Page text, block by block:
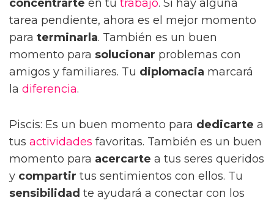
concentrarte en tu trabajo. Si hay alguna
tarea pendiente, ahora es el mejor momento
para terminarla. También es un buen
momento para solucionar problemas con
amigos y familiares. Tu diplomacia marcará
la diferencia.
Piscis: Es un buen momento para dedicarte a
tus actividades favoritas. También es un buen
momento para acercarte a tus seres queridos
y compartir tus sentimientos con ellos. Tu
sensibilidad te ayudará a conectar con los